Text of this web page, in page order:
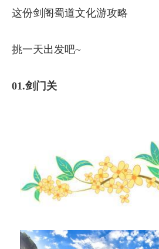
这份剑阁蜀道文化游攻略
挑一天出发吧~
01.剑门关